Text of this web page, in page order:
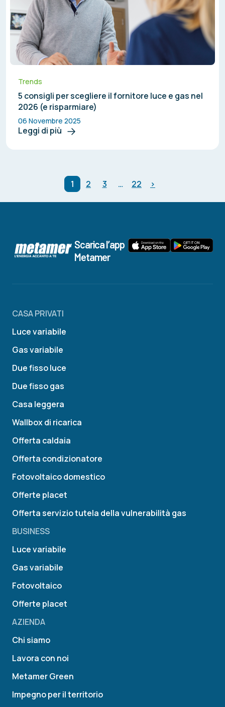
Trends
5 consigli per scegliere il fornitore luce e gas nel
2026 (e risparmiare)
06 Novembre 2025
Leggi di più
1 2 3 … 22 >
Scarica l’app
Metamer
CASA PRIVATI
Luce variabile
Gas variabile
Due fisso luce
Due fisso gas
Casa leggera
Wallbox di ricarica
Offerta caldaia
Offerta condizionatore
Fotovoltaico domestico
Offerte placet
Offerta servizio tutela della vulnerabilità gas
BUSINESS
Luce variabile
Gas variabile
Fotovoltaico
Offerte placet
AZIENDA
Chi siamo
Lavora con noi
Metamer Green
Impegno per il territorio